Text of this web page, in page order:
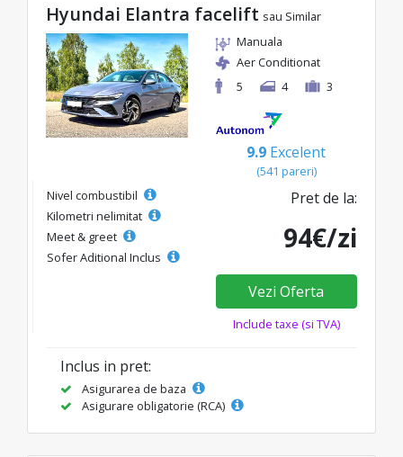
Hyundai Elantra facelift sau Similar
Manuala
Aer Conditionat
5
4 3
9.9 Excelent
(541 pareri)
Nivel combustibil
Kilometri nelimitat
Meet & greet
Sofer Aditional Inclus
Pret de la:
94€/zi
Vezi Oferta
Include taxe (si TVA)
Inclus in pret:
Asigurarea de baza
Asigurare obligatorie (RCA)